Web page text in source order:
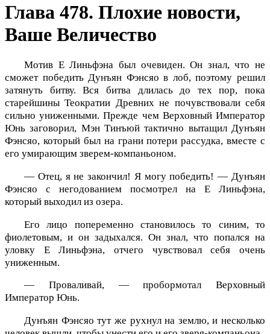
Глава 478. Плохие новости,
Ваше Величество
Мотив Е Линьфэна был очевиден. Он знал, что не
сможет победить Дунъян Фэнсяо в лоб, поэтому решил
затянуть битву. Вся битва длилась до тех пор, пока
старейшины Теократии Древних не почувствовали себя
сильно униженными. Прежде чем Верховный Император
Юнь заговорил, Мэн Тинъюй тактично вытащил Дунъян
Фэнсяо, который был на грани потери рассудка, вместе с
его умирающим зверем-компаньоном.
— Отец, я не закончил! Я могу победить! — Дунъян
Фэнсяо с негодованием посмотрел на Е Линьфэна,
который выходил из озера.
Его лицо попеременно становилось то синим, то
фиолетовым, и он задыхался. Он знал, что попался на
уловку Е Линьфэна, отчего чувствовал себя очень
униженным.
— Проваливай, — пробормотал Верховный
Император Юнь.
Дунъян Фэнсяо тут же рухнул на землю, и несколько